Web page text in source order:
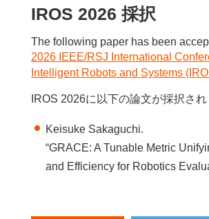
IROS 2026 採択
The following paper has been
2026 IEEE/RSJ International
Intelligent Robots and Systems
IROS 2026に以下の論文が採択され
Keisuke Sakaguchi.
“GRACE: A Tunable Metric
and Efficiency for Robotics